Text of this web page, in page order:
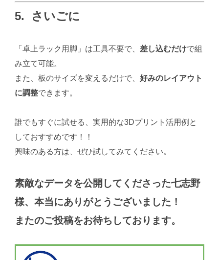
5. さいごに
「卓上ラック用脚」は工具不要で、 差し込むだけで組
み立て可能。
また、板のサイズを変えるだけで、 好みのレイアウト
に調整できます。
誰でもすぐに試せる、実用的な3Dプリント活用例と
しておすすめです！！
興味のある方は、ぜひ試してみてください。
素敵なデータを公開してくださった七志野
様、本当にありがとうございました！
またのご投稿をお待ちしております。